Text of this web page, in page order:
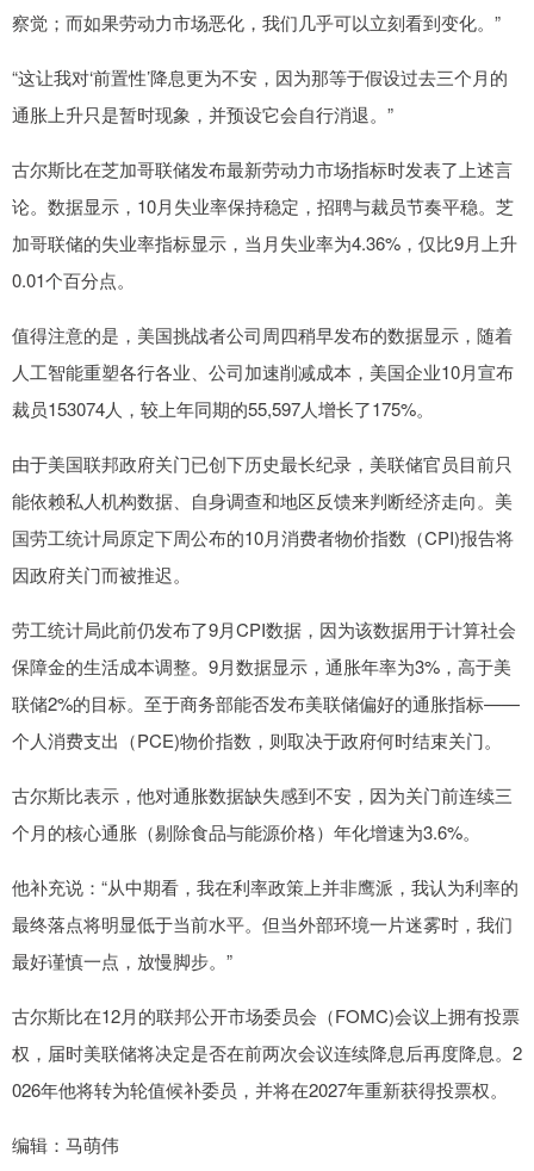
察觉；而如果劳动力市场恶化，我们几乎可以立刻看到变化。”
“这让我对‘前置性’降息更为不安，因为那等于假设过去三个月的
通胀上升只是暂时现象，并预设它会自行消退。”
古尔斯比在芝加哥联储发布最新劳动力市场指标时发表了上述言
论。数据显示，10月失业率保持稳定，招聘与裁员节奏平稳。芝
加哥联储的失业率指标显示，当月失业率为4.36%，仅比9月上升
0.01个百分点。
值得注意的是，美国挑战者公司周四稍早发布的数据显示，随着
人工智能重塑各行各业、公司加速削减成本，美国企业10月宣布
裁员153074人，较上年同期的55,597人增长了175%。
由于美国联邦政府关门已创下历史最长纪录，美联储官员目前只
能依赖私人机构数据、自身调查和地区反馈来判断经济走向。美
国劳工统计局原定下周公布的10月消费者物价指数（CPI)报告将
因政府关门而被推迟。
劳工统计局此前仍发布了9月CPI数据，因为该数据用于计算社会
保障金的生活成本调整。9月数据显示，通胀年率为3%，高于美
联储2%的目标。至于商务部能否发布美联储偏好的通胀指标——
个人消费支出（PCE)物价指数，则取决于政府何时结束关门。
古尔斯比表示，他对通胀数据缺失感到不安，因为关门前连续三
个月的核心通胀（剔除食品与能源价格）年化增速为3.6%。
他补充说：“从中期看，我在利率政策上并非鹰派，我认为利率的
最终落点将明显低于当前水平。但当外部环境一片迷雾时，我们
最好谨慎一点，放慢脚步。”
古尔斯比在12月的联邦公开市场委员会（FOMC)会议上拥有投票
权，届时美联储将决定是否在前两次会议连续降息后再度降息。2
026年他将转为轮值候补委员，并将在2027年重新获得投票权。
编辑：马萌伟